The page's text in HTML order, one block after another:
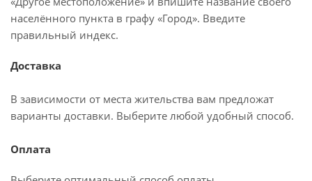
населённого пункта в графу «Город». Введите
правильный индекс.
Доставка
В зависимости от места жительства вам предложат
варианты доставки. Выберите любой удобный способ.
Оплата